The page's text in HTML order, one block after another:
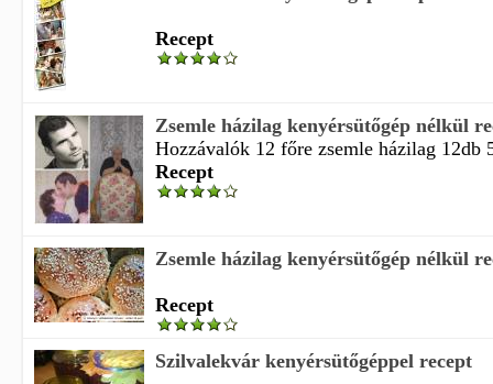
Recept
Zsemle házilag kenyérsütőgép nélkül
Hozzávalók 12 főre zsemle házilag
Recept
Zsemle házilag kenyérsütőgép nélkül
Recept
Szilvalekvár kenyérsütőgéppel recept